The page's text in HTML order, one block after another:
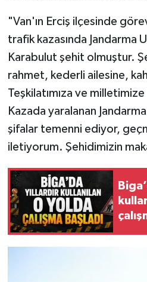
"Van'ın Erciş ilçesinde
trafik kazasında Jandarma
Karabulut şehit olmuştur.
rahmet, kederli ailesine,
Teşkilatımıza ve
Kazada yaralanan
şifalar temenni ediyor,
iletiyorum. Şehidimizin
Siyaset
Tarım ve Ekonomi
Teknoloji
Yaşam